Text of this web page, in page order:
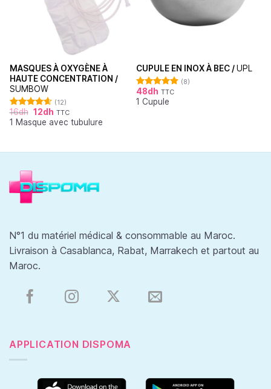
MASQUES À OXYGÈNE À
HAUTE CONCENTRATION /
SUMBOW
Note 4.64
sur 5
(12)
16dh 12dh TTC
1 Masque avec tubulure
CUPULE EN INOX À BEC /UPL
Note4.88
sur 5
(8)
48dh TTC
1 Cupule
N°1 du matériel médical & consommable au Maroc.
Livraison à Casablanca, Rabat, Marrakech et partout au
Maroc.
APPLICATION DISPOMA